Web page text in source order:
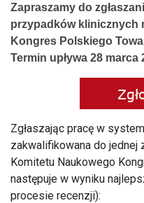
Zapraszamy do
przypadków klinicznych
Kongres Polskiego
Termin upływa 28 marca
Zgłaszając pracę w
zakwalifikowana do
Komitetu Naukowego
następuje w wyniku
procesie recenzji):